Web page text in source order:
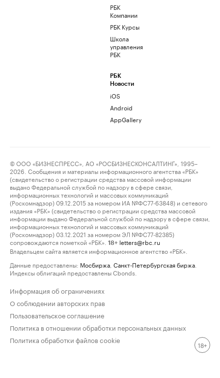
РБК
Компании
РБК Курсы
Школа
управления
РБК
РБК
Новости
iOS
Android
AppGallery
© ООО «БИЗНЕСПРЕСС», АО «РОСБИЗНЕСКОНСАЛТИНГ», 1995–
2026. Сообщения и материалы информационного агентства «РБК»
(свидетельство о регистрации средства массовой информации
выдано Федеральной службой по надзору в сфере связи,
информационных технологий и массовых коммуникаций
(Роскомнадзор) 09.12.2015 за номером ИА №ФС77-63848) и сетевого
издания «РБК» (свидетельство о регистрации средства массовой
информации выдано Федеральной службой по надзору в сфере связи,
информационных технологий и массовых коммуникаций
(Роскомнадзор) 03.12.2021 за номером ЭЛ №ФС77-82385)
сопровождаются пометкой «РБК».
18+ letters@rbc.ru
Владельцем сайта является информационное агентство «РБК».
Данные предоставлены: Мосбиржа Санкт-Петербургская биржа
Индексы облигаций предоставлены Cbonds.
Информация об ограничениях
О соблюдении авторских прав
Пользовательское соглашение
Политика в отношении обработки персональных данных
Политика обработки файлов cookie
18+